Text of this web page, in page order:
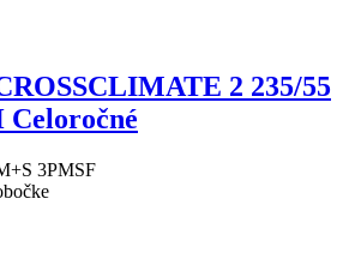
2 235/55
Celoročné
3PMSF